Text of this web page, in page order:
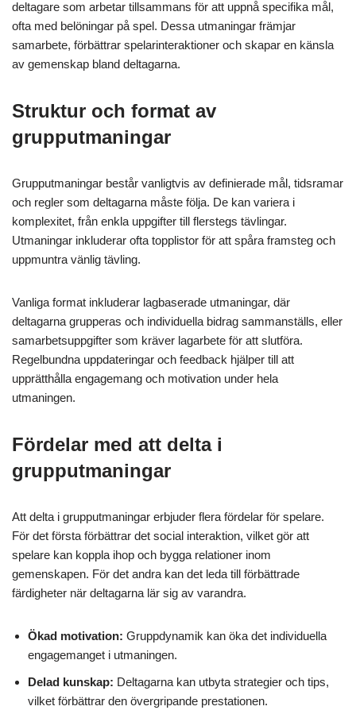
deltagare som arbetar tillsammans för att uppnå specifika mål,
ofta med belöningar på spel. Dessa utmaningar främjar
samarbete, förbättrar spelarinteraktioner och skapar en känsla
av gemenskap bland deltagarna.
Struktur och format av
grupputmaningar
Grupputmaningar består vanligtvis av definierade mål, tidsramar
och regler som deltagarna måste följa. De kan variera i
komplexitet, från enkla uppgifter till flerstegs tävlingar.
Utmaningar inkluderar ofta topplistor för att spåra framsteg och
uppmuntra vänlig tävling.
Vanliga format inkluderar lagbaserade utmaningar, där
deltagarna grupperas och individuella bidrag sammanställs, eller
samarbetsuppgifter som kräver lagarbete för att slutföra.
Regelbundna uppdateringar och feedback hjälper till att
upprätthålla engagemang och motivation under hela
utmaningen.
Fördelar med att delta i
grupputmaningar
Att delta i grupputmaningar erbjuder flera fördelar för spelare.
För det första förbättrar det social interaktion, vilket gör att
spelare kan koppla ihop och bygga relationer inom
gemenskapen. För det andra kan det leda till förbättrade
färdigheter när deltagarna lär sig av varandra.
Ökad motivation: Gruppdynamik kan öka det individuella
engagemanget i utmaningen.
Delad kunskap: Deltagarna kan utbyta strategier och tips,
vilket förbättrar den övergripande prestationen.